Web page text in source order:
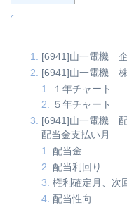
[6941]山一電機
[6941]山一電機
１年チャート
５年チャート
[6941]山一電機 配
配当金支払い月
配当金
配当利回り
権利確定月、次
配当性向